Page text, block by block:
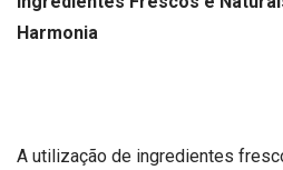
Harmonia
A utilização de ingredientes